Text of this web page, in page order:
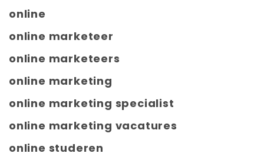
online
online marketeer
online marketeers
online marketing
online marketing specialist
online marketing vacatures
online studeren